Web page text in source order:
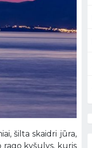
šilta skaidri jūra,
rago kyšulys, kuris